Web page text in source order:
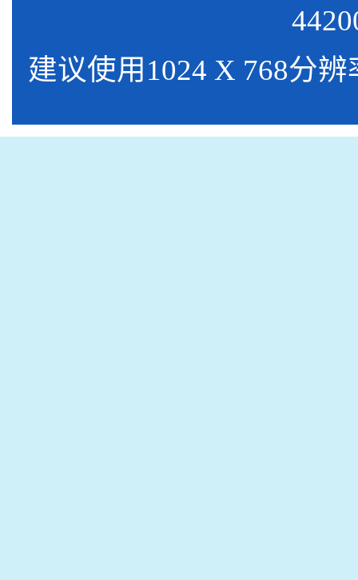
建议使用1024 X 768分